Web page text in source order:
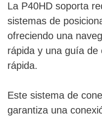
La P40HD soporta
sistemas de
ofreciendo una
rápida y una guía de
rápida.
Este sistema de
garantiza una